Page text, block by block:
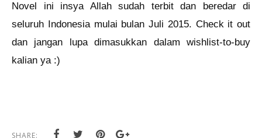
Novel ini insya Allah sudah terbit dan beredar di
seluruh Indonesia mulai bulan Juli 2015. Check it out
dan jangan lupa dimasukkan dalam wishlist-to-buy
kalian ya :)
SHARE: